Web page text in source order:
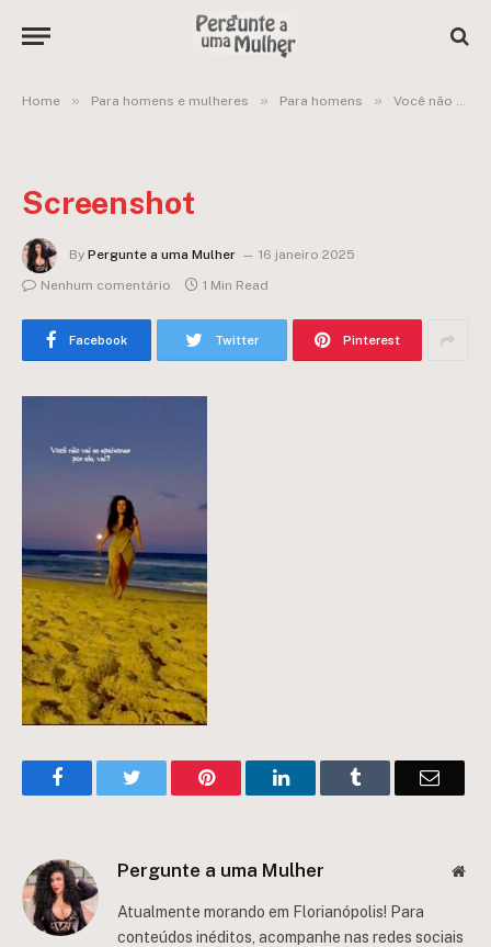
Home » Para homens e mulheres » Para homens » Você não vai se apaixonar por ele, vai? Gente emocionada tentando se relacionar
Screenshot
By Pergunte a uma Mulher
16 janeiro 2025
Nenhum comentário
1 Min Read
Facebook Twitter Pinterest
FacebookTwitter Pinterest LinkedInTumblr Email
Pergunte a uma Mulher
Atualmente morando em Florianópolis! Para
conteúdos inéditos, acompanhe nas redes sociais